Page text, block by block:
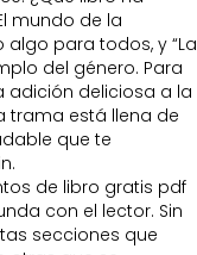
mundo de la
para todos, y “La
del género. Para
adición deliciosa a la
trama está llena de
que te
de libro gratis pdf
con el lector. Sin
secciones que